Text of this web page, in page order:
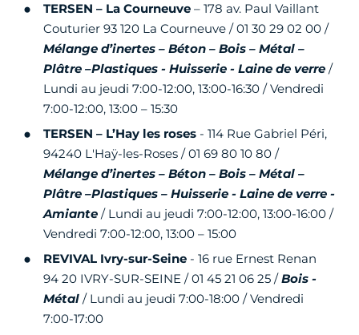
TERSEN – La Courneuve – 178 av. Paul Vaillant
Couturier 93 120 La Courneuve / 01 30 29 02 00 /
Mélange d’inertes – Béton – Bois – Métal –
Plâtre –Plastiques - Huisserie - Laine de verre /
Lundi au jeudi 7:00-12:00, 13:00-16:30 / Vendredi
7:00-12:00, 13:00 – 15:30
TERSEN – L’Hay les roses - 114 Rue Gabriel Péri,
94240 L'Haÿ-les-Roses / 01 69 80 10 80 /
Mélange d’inertes – Béton – Bois – Métal –
Plâtre –Plastiques – Huisserie - Laine de verre -
Amiante / Lundi au jeudi 7:00-12:00, 13:00-16:00 /
Vendredi 7:00-12:00, 13:00 – 15:00
REVIVAL Ivry-sur-Seine - 16 rue Ernest Renan
94 20 IVRY-SUR-SEINE / 01 45 21 06 25 /Bois -
Métal / Lundi au jeudi 7:00-18:00 / Vendredi
7:00-17:00